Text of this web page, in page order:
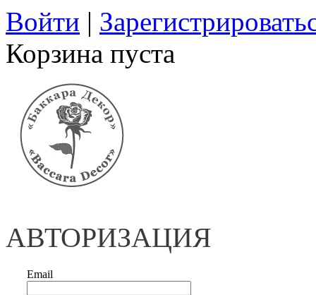
Войти |
Корзина пуста
АВТОРИЗАЦИЯ
Email